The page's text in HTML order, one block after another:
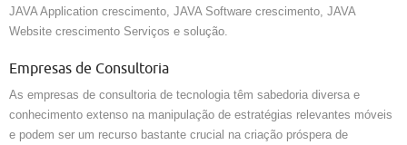
JAVA Application crescimento, JAVA Software crescimento, JAVA
Website crescimento Serviços e solução.
Empresas de Consultoria
As empresas de consultoria de tecnologia têm sabedoria diversa e
conhecimento extenso na manipulação de estratégias relevantes móveis
e podem ser um recurso bastante crucial na criação próspera de